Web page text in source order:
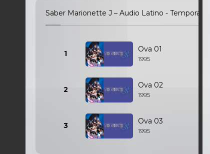
Saber Marionette J – Audio Latino - Temporada
1 Ova 01
1995
2 Ova 02
1995
3 Ova 03
1995